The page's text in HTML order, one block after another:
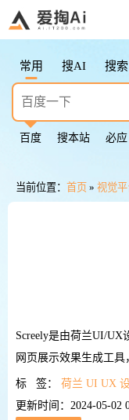
常用 搜AI 搜索
百度 搜本站 必应
当前位置： 首页 » 视觉平
Screely是由荷兰UI/UX
网页展示效果生成工
美的展示模型，你可以
标 签： 荷兰 UI UX
更新时间：2024-05-02